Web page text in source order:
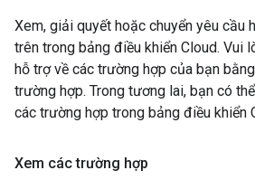
Xem, giải quyết hoặc chuyển yêu cầu
trên trong bảng điều khiển Cloud. Vui
hỗ trợ về các trường hợp của bạn
trường hợp. Trong tương lai, bạn có
các trường hợp trong bảng điều khiển
Xem các trường hợp